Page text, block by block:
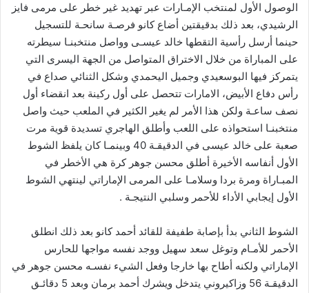
الوصول الأول لمنتخب الإمـارات عبر تهديد غير خطر على مرمى فايز
الرشيدي، بعد ذلك بدقيقتين أضاع كانو فرصـة سانحـة للتسجيل
حينما أرسل رأسية التقطها خالد عيسـى وواصل منتخبنـا سيطرته
على المباراة من خلال الاختراق المتواصل من الجهة اليسرى التي
يتمركز فيها البوسعيدي وجميل اليحمدي وشكل الثنائي صداع في
رأس دفاع الأبيض، الامارات تتحصل على أول ركينة بعد انقضاء أول
نصف ساعـة ولكن هذا الأمر لم يغير الكثير في الملعب حيث واصل
منتخبنـا استحواذه على اللعب وأطلق الهاجري تسديدة قوية مرت
صعبة على خالد عيسى في الدقيقـة 40 وبينمـا كان يلفظ الشوط
الأول أنفاسه الأخيرة أطلق محسن جوهر كرة هي الأخطر في
المبـاراة ومرة بردا وسلامـا على المرمى الإماراتي لينتهي الشوط
الأول إيجابي الأداء للأحمر وسلبي النتيجـة .
الشوط الثاني بدأ بإصابة طفيفة للقائد أحمد كانو بعد ذلك انطلق
الأحمر للأمـام وتوغل سعد سهيل ووجد نفسه مواجها للحارس
الإماراتي ولكنه أطاح بها خارجا وفعل الشيء نفسـه محسن جوهر في
الدقيقـة 56 وزاكيروني يتدخل ويشرك أحمد برمان وبعد 5 دقائـق